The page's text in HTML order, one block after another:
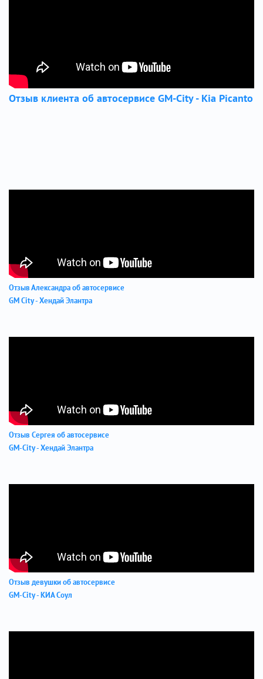
Отзыв клиента об автосервисе GM-City - Kia Picanto
Отзыв Александра об автосервисе
GM City - Хендай Элантра
Отзыв Сергея об автосервисе
GM-City - Хендай Элантра
Отзыв девушки об автосервисе
GM-City - КИА Соул